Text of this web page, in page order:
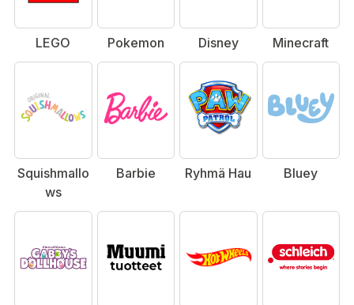
LEGO Pokemon Disney Minecraft
Squishmallo
ws
Barbie Ryhmä Hau Bluey